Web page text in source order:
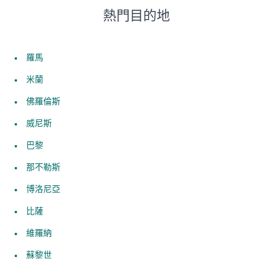
熱門目的地
羅馬
米蘭
佛羅倫斯
威尼斯
巴黎
那不勒斯
博洛尼亞
比薩
維羅納
蘇黎世